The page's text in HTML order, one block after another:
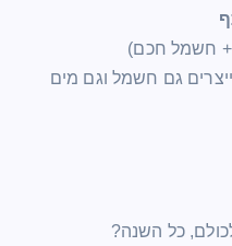
חשמל חכם)
גם חשמל וגם מים
כל השנה?